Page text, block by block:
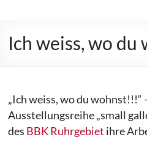
Ich weiss, wo du
„Ich weiss, wo du wohnst!!!“
Ausstellungsreihe „small
des BBK Ruhrgebiet ihre